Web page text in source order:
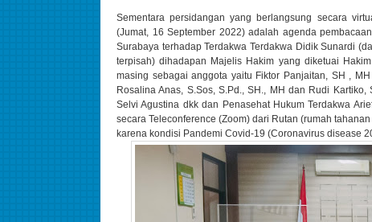
Sementara persidangan yang berlangsung secara
(Jumat, 16 September 2022) adalah agenda
Surabaya terhadap Terdakwa Terdakwa Didik Sunardi
terpisah) dihadapan Majelis Hakim yang diketuai
masing sebagai anggota yaitu Fiktor Panjaitan, SH ,
Rosalina Anas, S.Sos, S.Pd., SH., MH dan Rudi
Selvi Agustina dkk dan Penasehat Hukum Terdakwa
secara Teleconference (Zoom) dari Rutan (rumah
karena kondisi Pandemi Covid-19 (Coronavirus disease